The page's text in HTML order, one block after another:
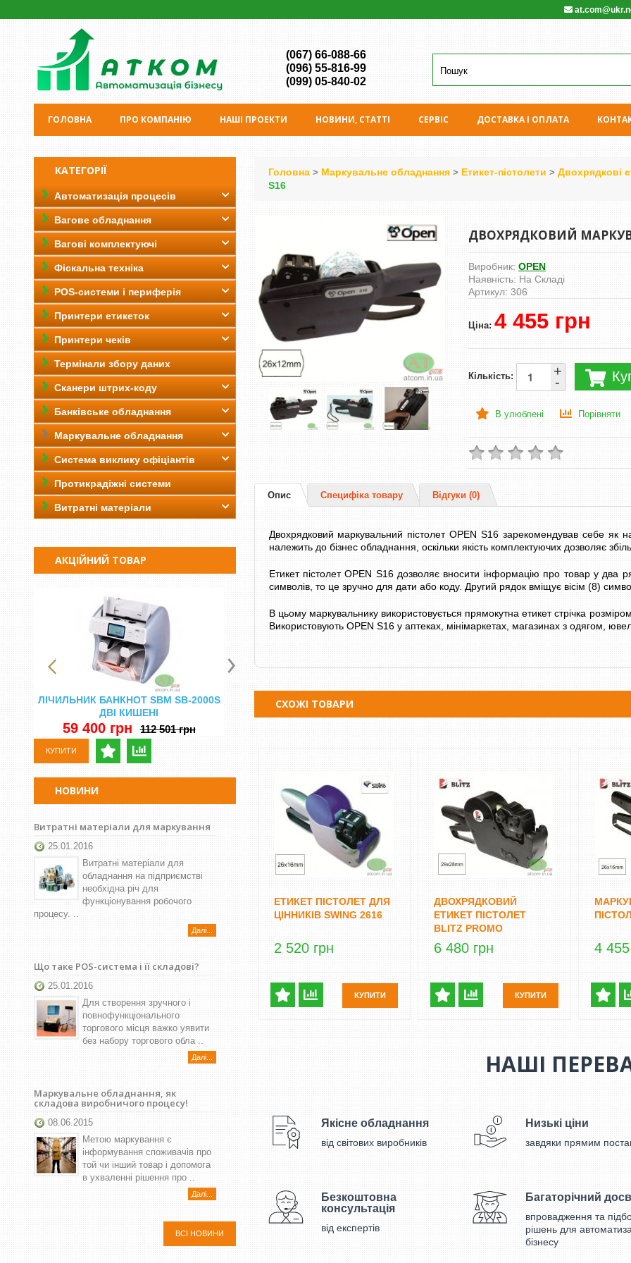
(067) 66-088-66
(096) 55-816-99
(099) 05-840-02
ГОЛОВНА ПРО КОМПАНІЮ НАШІ ПРОЕКТИ НОВИНИ, СТАТТІ СЕРВIС ДОСТАВКА І ОПЛАТА
КАТЕГОРІЇ
Автоматизація процесів
Вагове обладнання
Вагові комплектуючі
Фіскальна техніка
POS-системи і периферія
Принтери етикеток
Принтери чеків
Термінали збору даних
Сканери штрих-коду
Банківське обладнання
Маркувальне обладнання
Система виклику офіціантів
Протикрадіжні системи
Витратні матеріали
АКЦІЙНИЙ ТОВАР
ЛІЧИЛЬНИК БАНКНОТ SBM SB-2000S
ДВІ КИШЕНІ
59 400 грн 112 501 грн
КУПИТИ
ЛІЧИЛЬНА МАШИНКА DORS 750 З
НОВИНИ
Витратні матеріали для маркування
25.01.2016
Витратні матеріали для
обладнання на підприємстві
необхідна річ для
функціонування робочого
процесу. ..
Далі...
Що таке POS-система і її складові?
25.01.2016
Для створення зручного і
повнофункціонального
торгового місця важко уявити
без набору торгового обла ..
Далі...
Маркувальне обладнання, як
складова виробничого процесу!
08.06.2015
Метою маркування є
інформування споживачів про
той чи інший товар і допомога
в ухваленні рішення про ..
Далі...
ВСІ НОВИНИ
Головна> Маркувальне обладнання> Етикет-пістолети > Двохрядкові
S16
ДВОХРЯДКОВИЙ
Виробник: OPEN
Наявність: На Складі
Артикул: 306
Ціна: 4 455 грн
Кількість: -
+
В улюблені Порівняти
Опис Специфіка товару Відгуки (0)
Двохрядковий маркувальний пістолет OPEN S16 зарекомендував себе як
належить до бізнес обладнання, оскільки якість комплектуючих дозволяє
Етикет пістолет OPEN S16 дозволяє вносити інформацію про товар у два
символів, то це зручно для дати або коду. Другий рядок вміщує вісім (8)
В цьому маркувальнику використовується прямокутна етикет стрічка
Використовують OPEN S16 у аптеках, мінімаркетах, магазинах з одягом,
СХОЖІ ТОВАРИ
ЕТИКЕТ ПІСТОЛЕТ ДЛЯ
ЦІННИКІВ SWING 2616
2 520 грн
КУПИТИ
ДВОХРЯДКОВИЙ
ЕТИКЕТ ПІСТОЛЕТ
BLITZ PROMO
6 480 грн
КУПИТИ
4 455
НАШІ
Якісне обладнання
від світових виробників
Низькі ціни
завдяки прямим
Безкоштовна
консультація
від експертів
Багаторічний
впровадження та
рішень для
бізнесу